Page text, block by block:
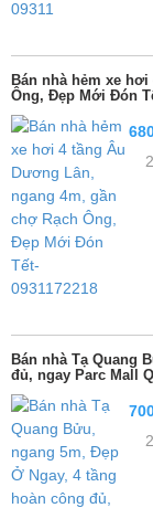
Bán nhà hẻm xe
Ông, Đẹp Mới Đón
Bán nhà Tạ Quang
đủ, ngay Parc Mall